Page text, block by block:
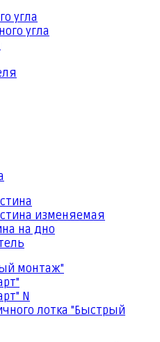
угла
угла
изменяемая
на дно
монтаж"
N
лотка "Быстрый